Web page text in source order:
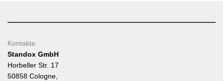
Kontakte
Standox GmbH
Horbeller Str. 17
50858 Cologne,